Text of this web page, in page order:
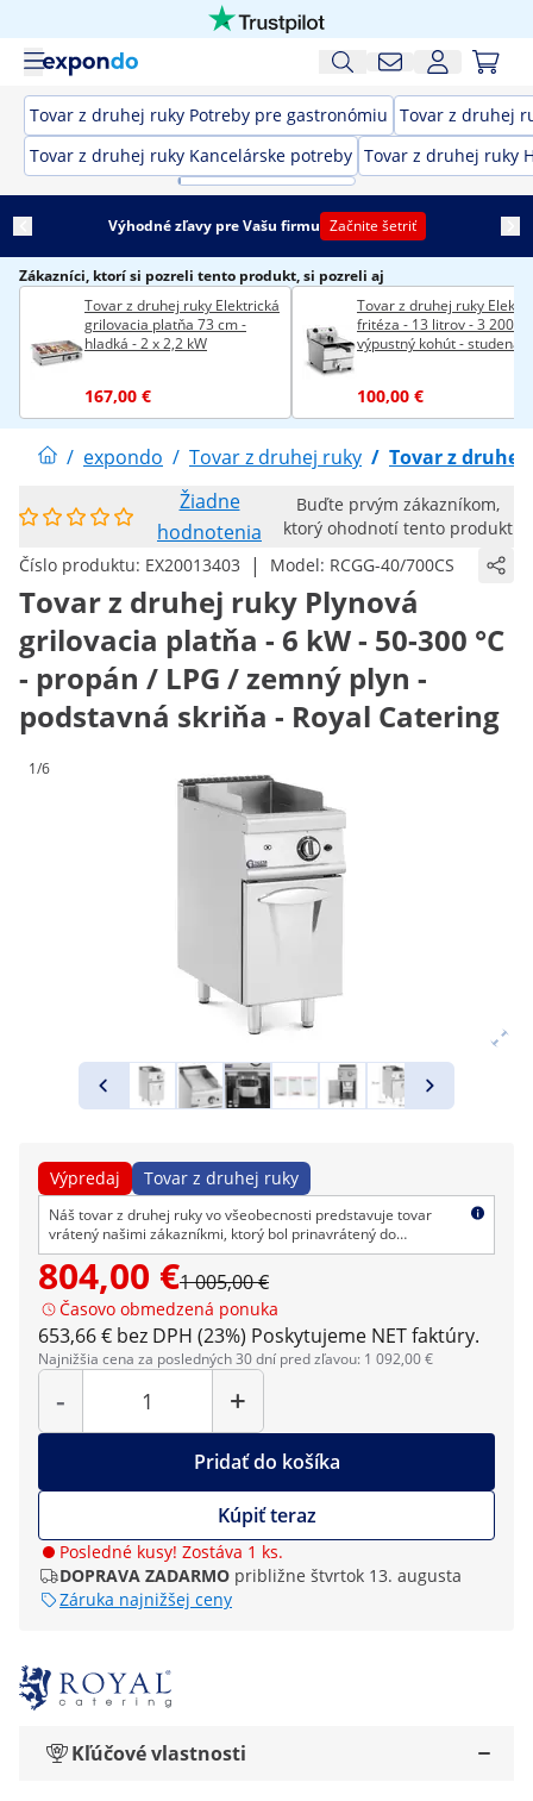
Tovar z druhej ruky Potreby pre gastronómiu Tovar z druhej
Tovar z druhej ruky Kancelárske potreby Tovar z druhej ruky
Výhodné zľavy pre Vašu firmu Začnite šetriť
Zákazníci, ktorí si pozreli tento produkt, si pozreli aj
Tovar z druhej ruky Elektrická
grilovacia platňa 73 cm -
hladká - 2 x 2,2 kW
167,00 €
Tovar z druhej ruky
fritéza - 13 litrov - 3 200
výpustný kohút - studená
100,00 €
/ expondo / Tovar z druhej ruky / Tovar z
Žiadne
hodnotenia
Buďte prvým zákazníkom,
ktorý ohodnotí tento produkt
Číslo produktu: EX20013403 | Model: RCGG-40/700CS
Tovar z druhej ruky Plynová
grilovacia platňa - 6 kW - 50-300 °C
- propán / LPG / zemný plyn -
podstavná skriňa - Royal Catering
1/6
Výpredaj Tovar z druhej ruky
Náš tovar z druhej ruky vo všeobecnosti predstavuje tovar
vrátený našimi zákazníkmi, ktorý bol prinavrátený do
pôvodného stavu, prípadne ide o výstavné kusy. Výrobky môžu
vykazovať drobné nedokonalosti, no po technickej stránke sú
bezchybné. Ako obyčajne ponúkame aj na tento tovar
štandarné právo na odstúpenie od zmluvy, ako aj záruku.
804,00 €1 005,00 €
Časovo obmedzená ponuka
653,66 € bez DPH (23%) Poskytujeme NET faktúry.
Najnižšia cena za posledných 30 dní pred zľavou: 1 092,00 €
-
Množstvo
+
Pridať do košíka
Kúpiť teraz
Posledné kusy! Zostáva 1 ks.
DOPRAVA ZADARMO približne štvrtok 13. augusta
Záruka najnižšej ceny
Kľúčové vlastnosti